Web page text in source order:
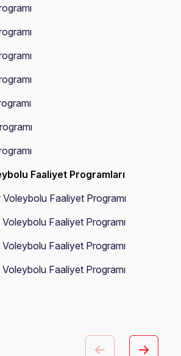
Faaliyet Programları
Faaliyet Programı
Faaliyet Programı
Faaliyet Programı
Faaliyet Programı